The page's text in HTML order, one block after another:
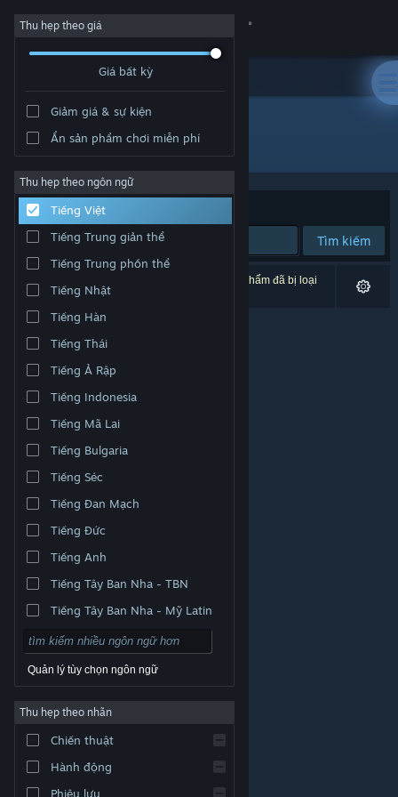
Đăng nhập
Cộng đồng
Thông tin
Hỗ trợ
Thay đổi ngôn ngữ
Cài ứng dụng Steam di động
Xem web cho desktop
thương hiệu là tài sản của chủ sở hữu tương ứng tại
Pháp lý
Hỗ trợ tiếp cận
ký Steam
|Hoàn tiền|
Thu hẹp theo giá
Giá bất kỳ
Giảm giá & sự kiện
Ẩn sản phẩm chơi miễn phí
Thu hẹp theo ngôn ngữ
Tiếng Việt
Tiếng Trung giản thể
Tiếng Trung phồn thể
Tiếng Nhật
Tiếng Hàn
Tiếng Thái
Tiếng Ả Rập
Tiếng Indonesia
Tiếng Mã Lai
Tiếng Bulgaria
Tiếng Séc
Tiếng Đan Mạch
Tiếng Đức
Tiếng Anh
Tiếng Tây Ban Nha - TBN
Tiếng Tây Ban Nha - Mỹ Latin
Quản lý tùy chọn ngôn ngữ
Thu hẹp theo nhãn
Chiến thuật
Hành động
Phiêu lưu
Nhà phát triển: JAMONG
Xếp theo Độ liên quan
Tìm kiếm
0 kết quả phù hợp tìm kiếm của bạn. 1 tựa sản phẩm đã bị loại
trừ dựa trên tùy chỉnh của bạn.